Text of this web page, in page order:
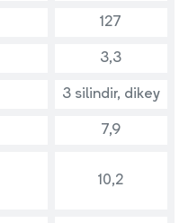
127
3,3
3 silindir, dikey
7,9
10,2